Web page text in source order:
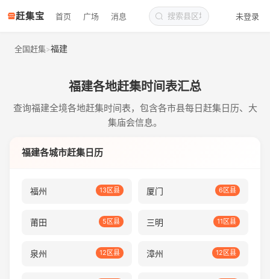
赶集宝 首页 广场 消息 未登录
全国赶集>福建
福建各地赶集时间表汇总
查询福建全境各地赶集时间表，包含各市县每日赶集日历、大
集庙会信息。
福建各城市赶集日历
福州 13区县 厦门 6区县
莆田 5区县 三明 11区县
泉州 12区县 漳州 12区县